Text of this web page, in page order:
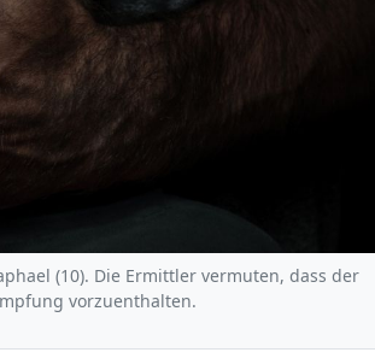
(10). Die Ermittler vermuten, dass der
vorzuenthalten.